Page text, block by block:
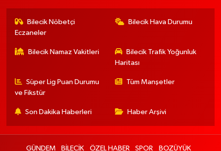
Bilecik Nöbetçi
Eczaneler
Bilecik Hava Durumu
Bilecik Namaz Vakitleri
Bilecik Trafik Yoğunluk
Haritası
Süper Lig Puan Durumu
ve Fikstür
Tüm Manşetler
Son Dakika Haberleri Haber Arşivi
GÜNDEM BİLECİK ÖZEL HABER SPOR BOZÜYÜK